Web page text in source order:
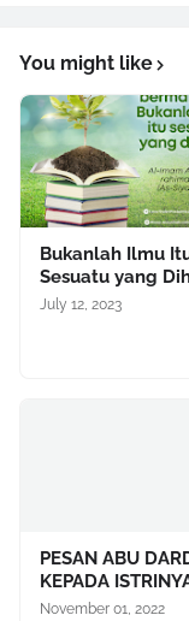
You might like
Bukanlah Ilmu
Sesuatu yang
July 12, 2023
PESAN ABU
KEPADA
November 01, 2022